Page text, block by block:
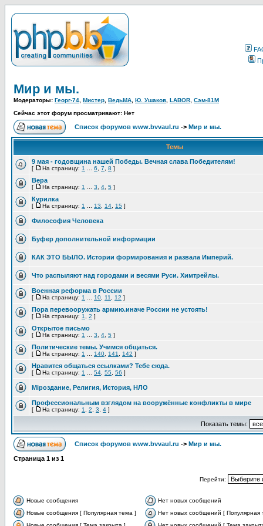
Мир и мы.
Модераторы: Георг-74 Мистер ВедьМА Ю. Ушаков LABOR Сэм-81М
Сейчас этот форум просматривают: Нет
Список форумов www.bvvaul.ru -> Мир и мы.
Темы
9 мая - годовщина нашей Победы. Вечная слава Победителям!
[ На страницу: 1 6 7 8 ]
Вера
[ На страницу: 1 3 4 5 ]
Курилка
[ На страницу: 1 13 14 15 ]
Философия Человека
Буфер дополнительной информации
КАК ЭТО БЫЛО. Истории формирования и развала Империй.
Что распыляют над городами и весями Руси. Химтрейлы.
Военная реформа в России
[ На страницу: 1 10 11 12 ]
Пора перевооружать армию.иначе России не устоять!
[ На страницу: 1 2 ]
Открытое письмо
[ На страницу: 1 3 4 5 ]
Политические темы. Учимся общаться.
[ На страницу: 1 140 141 142 ]
Нравится общаться ссылками? Тебе сюда.
[ На страницу: 1 54 55 56 ]
Мiроздание, Религия, История, НЛО
Профессиональным взглядом на вооружённые конфликты в мире
[ На страницу: 1 2 3 4 ]
Показать темы:
Список форумов www.bvvaul.ru -> Мир и мы.
Страница 1 из 1
Перейти:
Новые сообщения
Нет новых сообщений
Новые сообщения [ Популярная тема ]
Нет новых сообщений [ Популярная